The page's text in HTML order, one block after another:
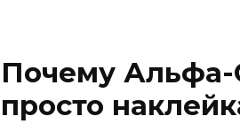
Почему Альфа-
просто